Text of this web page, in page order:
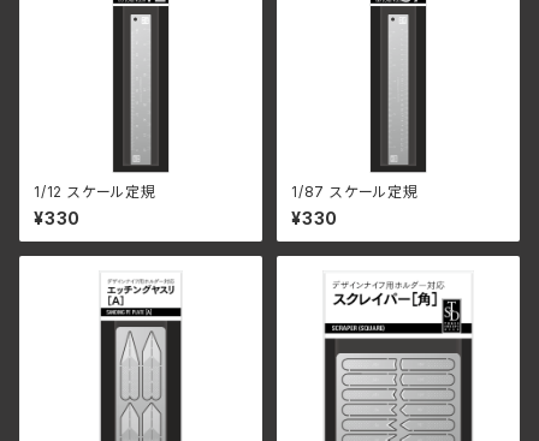
1/12 スケール定規
¥330
1/87 スケール定規
¥330